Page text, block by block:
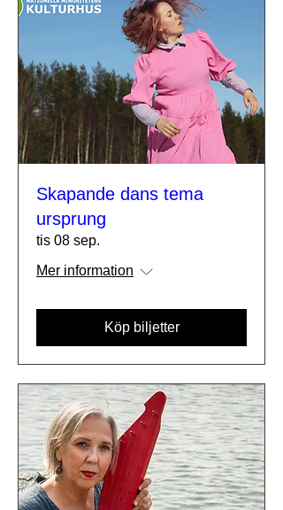
Skapande dans tema
ursprung
tis 08 sep.
Mer information
Köp biljetter